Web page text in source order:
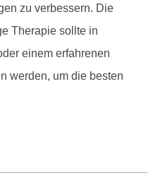
zu verbessern. Die
Therapie sollte in
einem erfahrenen
werden, um die besten